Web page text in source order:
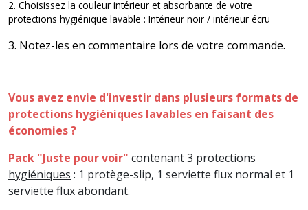
2. Choisissez la couleur intérieur et absorbante de votre
protections hygiénique lavable : Intérieur noir / intérieur écru
3. Notez-les en commentaire lors de votre commande.
Vous avez envie d'investir dans plusieurs formats de
protections hygiéniques lavables en faisant des
économies ?
Pack "Juste pour voir" contenant3 protections
hygiéniques : 1 protège-slip, 1 serviette flux normal et 1
serviette flux abondant.